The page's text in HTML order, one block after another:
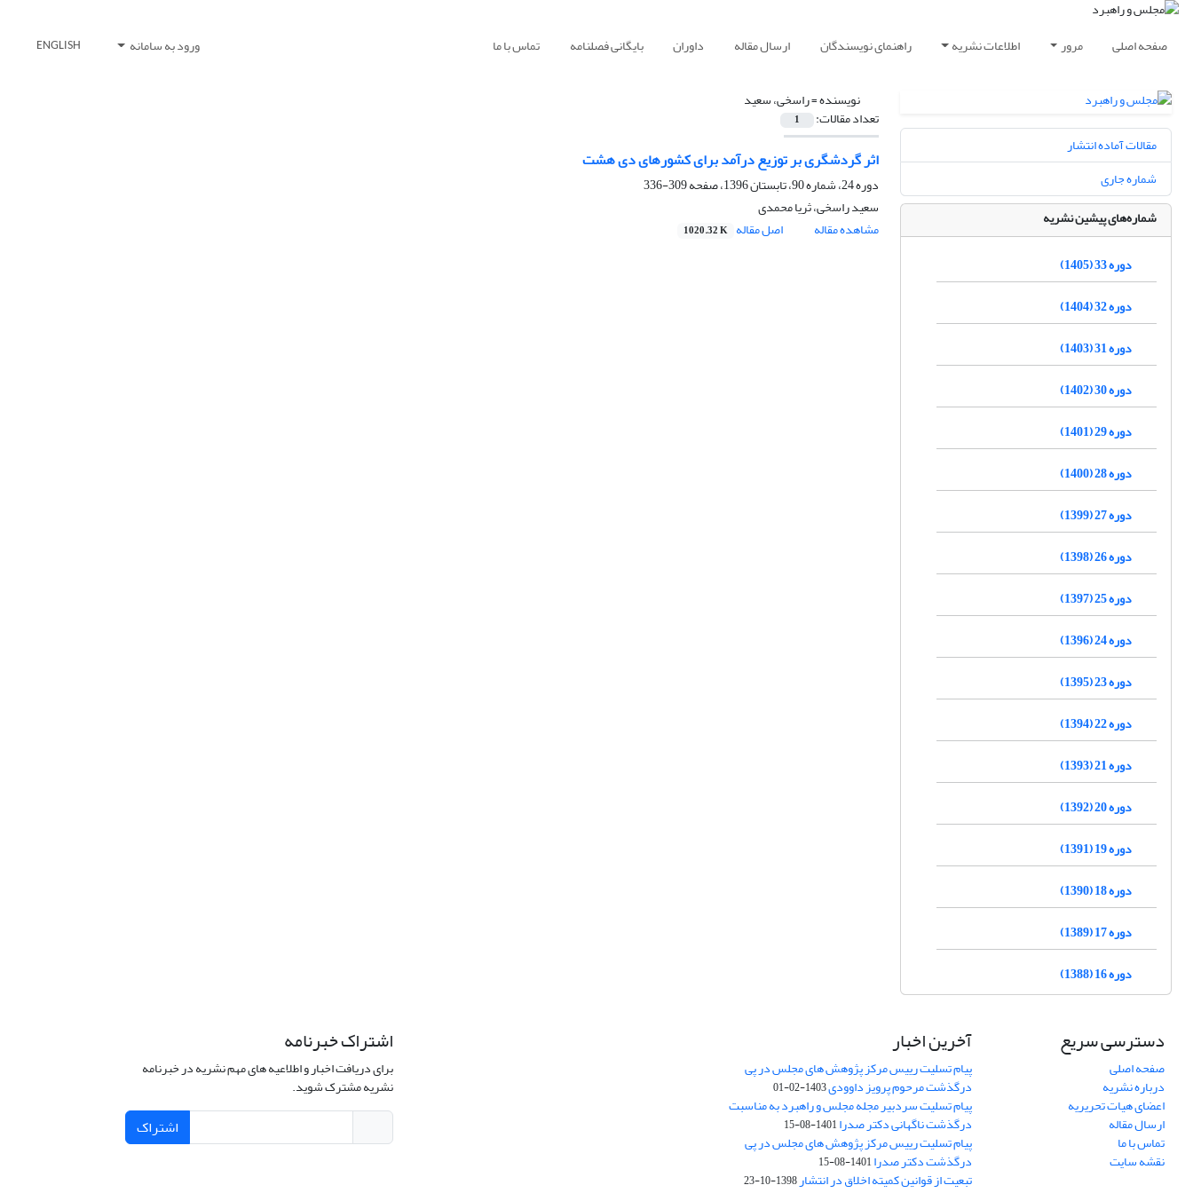
صفحه اصلی مرور اطلاعات نشریه راهنمای نویسندگان ارسال مقاله داوران بایگانی فصلنامه تماس با ما ورود به سامانه ENGLISH
نویسنده =راسخی، سعید
تعداد مقالات: 1
اثر گردشگری بر توزیع درآمد برای کشورهای دی‏ هشت
دوره 24، شماره 90، تابستان 1396، صفحه
309-336
سعید راسخی، ثریا محمدی
مشاهده مقاله
اصل مقاله 1020.32 K
مقالات آماده انتشار
شماره جاری
شماره‌های پیشین نشریه
دوره 33 (1405)
دوره 32 (1404)
دوره 31 (1403)
دوره 30 (1402)
دوره 29 (1401)
دوره 28 (1400)
دوره 27 (1399)
دوره 26 (1398)
دوره 25 (1397)
دوره 24 (1396)
دوره 23 (1395)
دوره 22 (1394)
دوره 21 (1393)
دوره 20 (1392)
دوره 19 (1391)
دوره 18 (1390)
دوره 17 (1389)
دوره 16 (1388)
دسترسی سریع
صفحه اصلی
درباره نشریه
اعضای هیات تحریریه
ارسال مقاله
تماس با ما
نقشه سایت
آخرین اخبار
پیام تسلیت رییس مرکز پژوهش های مجلس در پی
درگذشت مرحوم پرویز داوودی1403-02-01
پیام تسلیت سردبیر مجله مجلس و راهبرد به مناسبت
درگذشت ناگهانی دکتر صدرا1401-08-15
پیام تسلیت رییس مرکز پژوهش های مجلس در پی
درگذشت دکتر صدرا1401-08-15
تبعیت از قوانین کمیته اخلاق در انتشار1398-10-23
اشتراک خبرنامه
برای دریافت اخبار و اطلاعیه های مهم نشریه در خبرنامه
نشریه مشترک شوید.
اشتراک